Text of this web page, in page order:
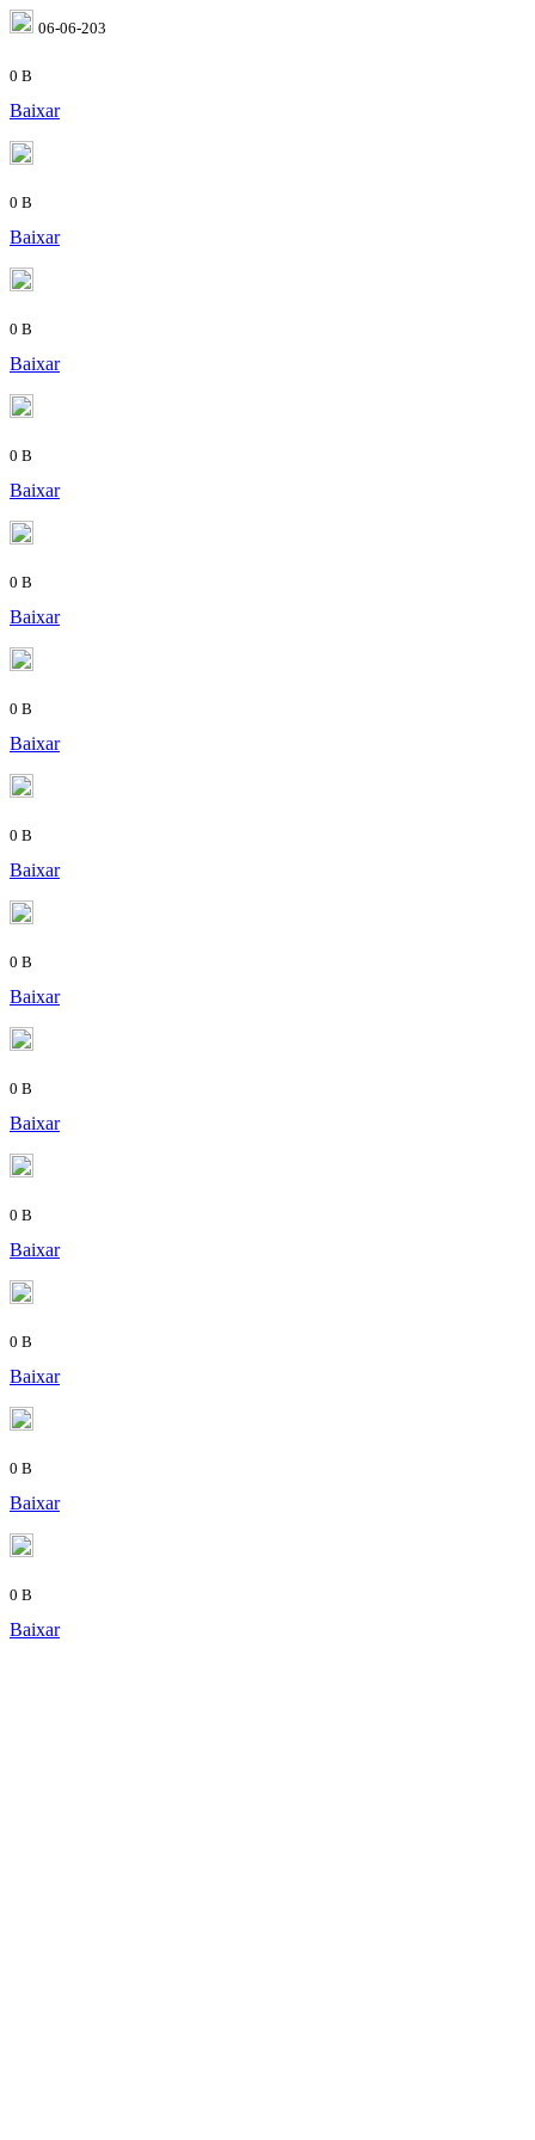
06-06-203
0 B
Baixar
0 B
Baixar
0 B
Baixar
0 B
Baixar
0 B
Baixar
0 B
Baixar
0 B
Baixar
0 B
Baixar
0 B
Baixar
0 B
Baixar
0 B
Baixar
0 B
Baixar
0 B
Baixar